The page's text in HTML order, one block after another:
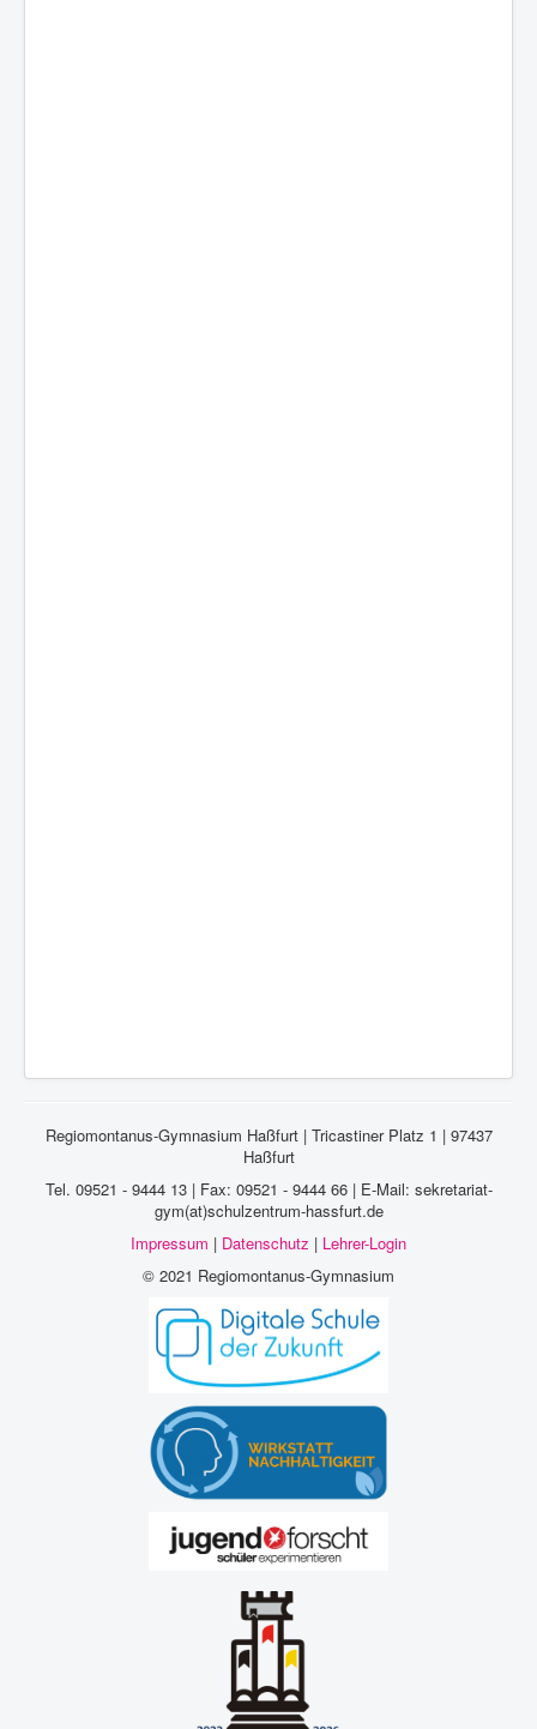
Regiomontanus-Gymnasium Haßfurt | Tricastiner Platz 1 | 97437
Haßfurt
Tel. 09521 - 9444 13 | Fax: 09521 - 9444 66 | E-Mail: sekretariat-
gym(at)schulzentrum-hassfurt.de
Impressum | Datenschutz | Lehrer-Login
© 2021 Regiomontanus-Gymnasium